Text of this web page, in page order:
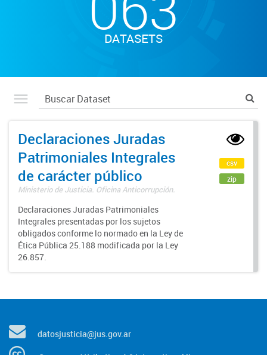
DATASETS
Declaraciones Juradas
Patrimoniales Integrales
de carácter público
Ministerio de Justicia. Oficina Anticorrupción.
Declaraciones Juradas Patrimoniales
Integrales presentadas por los sujetos
obligados conforme lo normado en la Ley de
Ética Pública 25.188 modificada por la Ley
26.857.
csv
zip
datosjusticia@jus.gov.ar